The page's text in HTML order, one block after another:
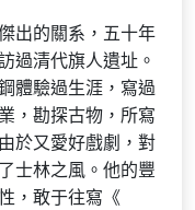
出的關系，五十年
過清代旗人遺址。
體驗過生涯，寫過
，勘探古物，所寫
於又愛好戲劇，對
士林之風。他的豐
，敢于往寫《